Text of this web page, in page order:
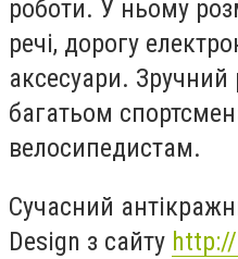
роботи. У ньому
речі, дорогу
аксесуари. Зручний
багатьом
велосипедистам.
Сучасний
Design з сайту